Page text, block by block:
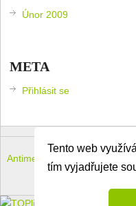
Tento web
tím vyjadřujete
Únor 2009
META
Přihlásit se
Antimeloun – komouši dneška